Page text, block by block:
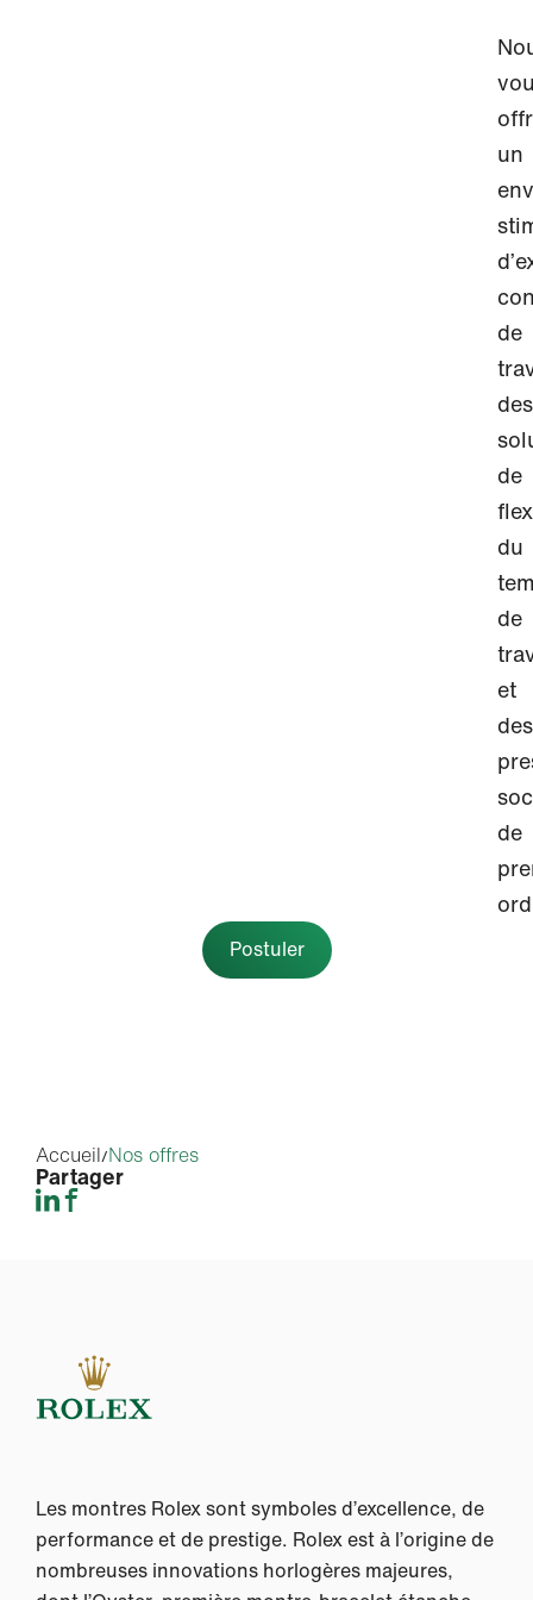
un
de
des
de
du
de
et
des
de
Postuler
Accueil Nos offres
Partager
Les montres Rolex sont symboles d’excellence, de
performance et de prestige. Rolex est à l’origine de
nombreuses innovations horlogères majeures,